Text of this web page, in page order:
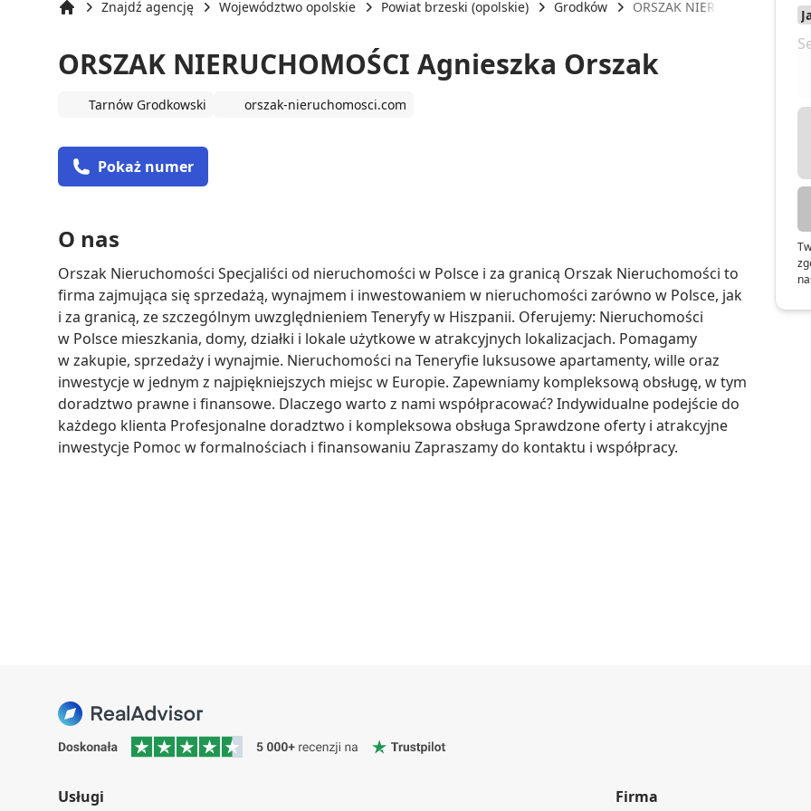
Znajdź agencję Województwo opolskie Powiat brzeski (opolskie) Grodków ORSZAK NIERUCHOMOŚCI
ORSZAK NIERUCHOMOŚCI Agnieszka Orszak
Tarnów Grodkowski orszak-nieruchomosci.com
Pokaż numer
O nas
Orszak Nieruchomości Specjaliści od nieruchomości w Polsce i za granicą Orszak Nieruchomości to
firma zajmująca się sprzedażą, wynajmem i inwestowaniem w nieruchomości zarówno w Polsce, jak
i za granicą, ze szczególnym uwzględnieniem Teneryfy w Hiszpanii. Oferujemy: Nieruchomości
w Polsce mieszkania, domy, działki i lokale użytkowe w atrakcyjnych lokalizacjach. Pomagamy
w zakupie, sprzedaży i wynajmie. Nieruchomości na Teneryfie luksusowe apartamenty, wille oraz
inwestycje w jednym z najpiękniejszych miejsc w Europie. Zapewniamy kompleksową obsługę, w tym
doradztwo prawne i finansowe. Dlaczego warto z nami współpracować? Indywidualne podejście do
każdego klienta Profesjonalne doradztwo i kompleksowa obsługa Sprawdzone oferty i atrakcyjne
inwestycje Pomoc w formalnościach i finansowaniu Zapraszamy do kontaktu i współpracy.
Usługi Firma